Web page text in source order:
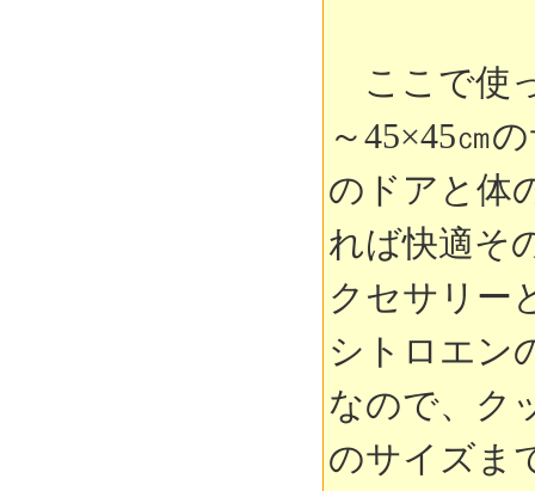
ここで使
～45×45㎝
のドアと体
れば快適そ
クセサリー
シトロエン
なので、ク
のサイズま